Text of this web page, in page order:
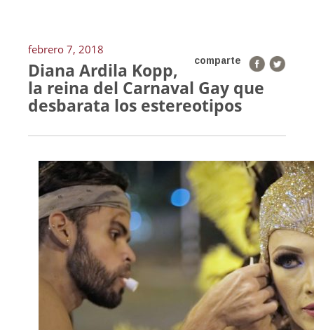
febrero 7, 2018
comparte
Diana Ardila Kopp,
la reina del Carnaval Gay que
desbarata los estereotipos